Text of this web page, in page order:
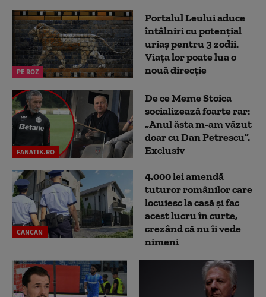
PE ROZ
Portalul Leului aduce
întâlniri cu potențial
uriaș pentru 3 zodii.
Viața lor poate lua o
nouă direcție
FANATIK.RO
De ce Meme Stoica
socializează foarte rar:
„Anul ăsta m-am văzut
doar cu Dan Petrescu”.
Exclusiv
CANCAN
4.000 lei amendă
tuturor românilor care
locuiesc la casă și fac
acest lucru în curte,
crezând că nu îi vede
nimeni